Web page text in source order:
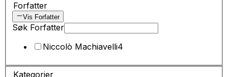
Forfatter
Vis Forfatter
Søk Forfatter
Niccolò Machiavelli4
Kategorier